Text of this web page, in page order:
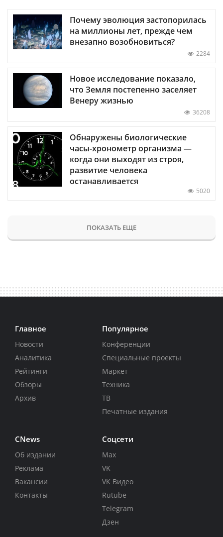
Почему эволюция застопорилась
на миллионы лет, прежде чем
внезапно возобновиться?
2284
Новое исследование показало,
что Земля постепенно заселяет
Венеру жизнью
36208
Обнаружены биологические
часы-хронометр организма —
когда они выходят из строя,
развитие человека
останавливается
5020
ПОКАЗАТЬ ЕЩЕ
Главное
Новости
Аналитика
Рейтинги
Обзоры
Архив
Популярное
Конференции
Специальные проекты
Маркет
Техника
ТВ
Печатные издания
CNews
Об издании
Реклама
Вакансии
Контакты
Соцсети
Max
VK
VK Видео
Rutube
Telegram
Дзен